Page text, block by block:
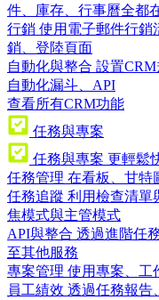
件、庫存、行事曆全都
行銷 使用電子郵件行銷
銷、登陸頁面
自動化與整合 設置CRM
自動化漏斗、API
查看所有CRM功能
任務與專案
任務與專案 更輕鬆
任務管理 在看板、甘特
任務追蹤 利用檢查清單
焦模式與主管模式
API與整合 透過進階任
至其他服務
專案管理 使用專案、工
員工績效 透過任務報告